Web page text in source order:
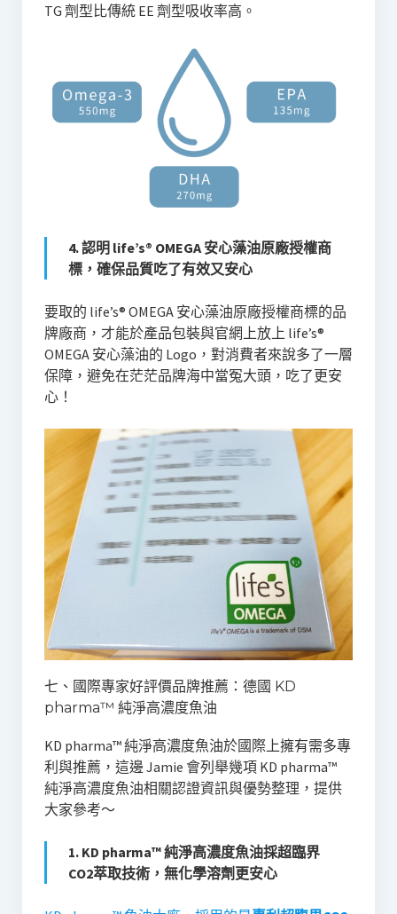
TG 劑型比傳統 EE 劑型吸收率高。
4. 認明 life’s® OMEGA 安心藻油原廠授權商
標，確保品質吃了有效又安心
要取的 life’s® OMEGA 安心藻油原廠授權商標的品
牌廠商，才能於產品包裝與官網上放上 life’s®
OMEGA 安心藻油的 Logo，對消費者來說多了一層
保障，避免在茫茫品牌海中當冤大頭，吃了更安
心！
七、國際專家好評價品牌推薦：德國 KD
pharma™️ 純淨高濃度魚油
KD pharma™️ 純淨高濃度魚油於國際上擁有需多專
利與推薦，這邊 Jamie 會列舉幾項 KD pharma™️
純淨高濃度魚油相關認證資訊與優勢整理，提供
大家參考～
1. KD pharma™️ 純淨高濃度魚油採超臨界
CO2萃取技術，無化學溶劑更安心